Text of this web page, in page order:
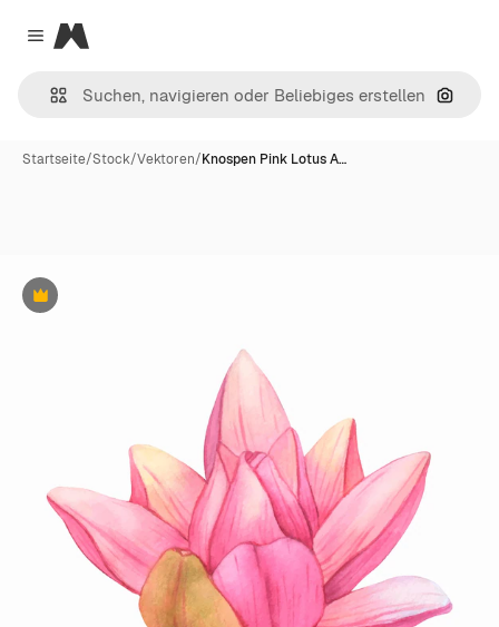
Close menu
Magnific
Nach
Startseite/Stock/Vektoren/Knospen Pink Lotus A…
Premium